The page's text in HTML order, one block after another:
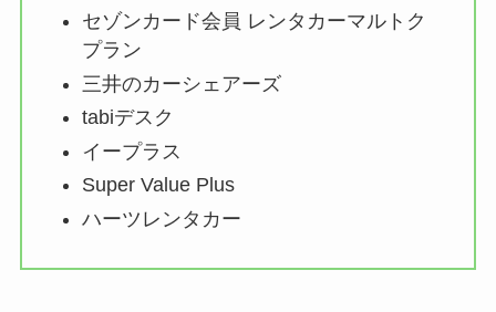
セゾンカード会員 レンタカーマルトク
プラン
三井のカーシェアーズ
tabiデスク
イープラス
Super Value Plus
ハーツレンタカー